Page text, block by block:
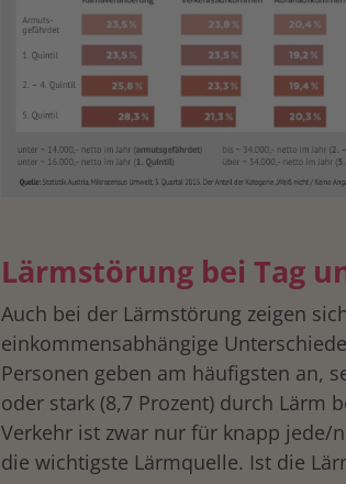
Lärmstörung bei Tag
Auch bei der Lärmstörung zeigen
einkommensabhängige
Personen geben am häufigsten an,
oder stark (8,7 Prozent) durch Lärm
Verkehr ist zwar nur für knapp jede/
die wichtigste Lärmquelle. Ist die